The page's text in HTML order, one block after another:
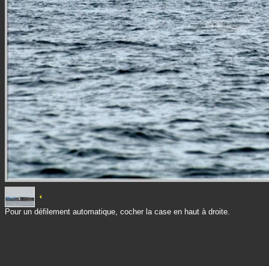
Pour un défilement automatique, cocher la case en haut à droite.